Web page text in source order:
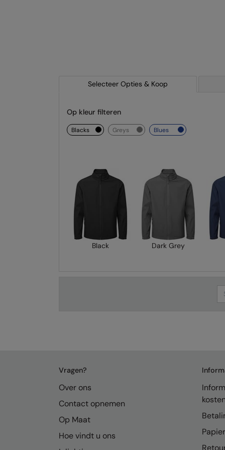
Selecteer Opties & Koop
Op kleur filteren
blacks greys blues
Black Dark Grey
Vragen?
Over ons
Contact opnemen
Op Maat
Hoe vindt u ons